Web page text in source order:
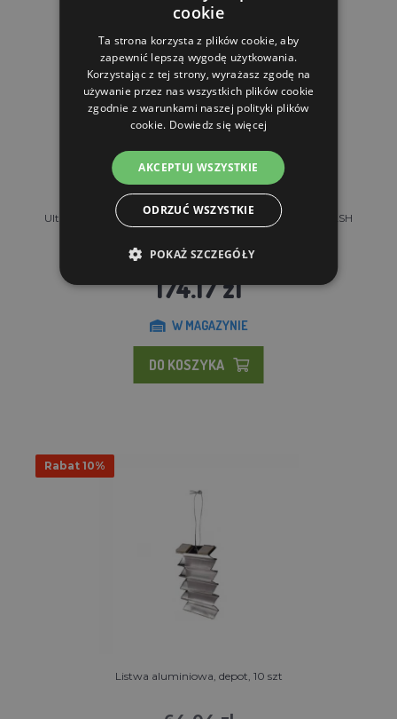
Ultradźwiękowy odstraszacz zwierząt KERBL SONIC FLASH
174.17 zl
W MAGAZYNIE
DO KOSZYKA
Rabat 10%
Listwa aluminiowa, depot, 10 szt
cookie
Ta strona korzysta z plików cookie, aby
zapewnić lepszą wygodę użytkowania.
Korzystając z tej strony, wyrażasz zgodę na
używanie przez nas wszystkich plików cookie
zgodnie z warunkami naszej polityki plików
cookie. Dowiedz się więcej
AKCEPTUJ WSZYSTKIE
ODRZUĆ WSZYSTKIE
POKAŻ SZCZEGÓŁY